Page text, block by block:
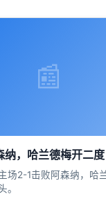
📰
，哈兰德梅开二度
场2-1击败阿森纳，哈
。